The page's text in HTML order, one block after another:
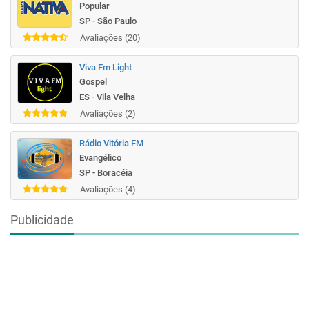
Popular
SP - São Paulo
Avaliações (20)
Viva Fm Light
Gospel
ES - Vila Velha
Avaliações (2)
Rádio Vitória FM
Evangélico
SP - Boracéia
Avaliações (4)
Publicidade